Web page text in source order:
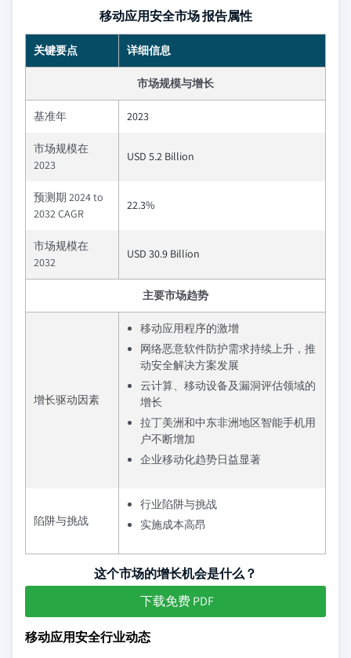
移动应用安全市场 报告属性
关键要点 详细信息
市场规模与增长
基准年 2023
市场规模在
2023
USD 5.2 Billion
预测期 2024 to
2032 CAGR
22.3%
市场规模在
2032
USD 30.9 Billion
主要市场趋势
增长驱动因素
移动应用程序的激增
网络恶意软件防护需求持续上升，推
动安全解决方案发展
云计算、移动设备及漏洞评估领域的
增长
拉丁美洲和中东非洲地区智能手机用
户不断增加
企业移动化趋势日益显著
陷阱与挑战
行业陷阱与挑战
实施成本高昂
这个市场的增长机会是什么？
下载免费 PDF
移动应用安全行业动态